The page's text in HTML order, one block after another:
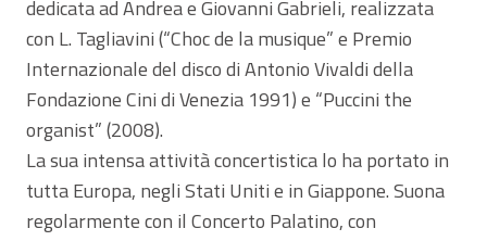
dedicata ad Andrea e Giovanni Gabrieli, realizzata
con L. Tagliavini (“Choc de la musique” e Premio
Internazionale del disco di Antonio Vivaldi della
Fondazione Cini di Venezia 1991) e “Puccini the
organist” (2008).
La sua intensa attività concertistica lo ha portato in
tutta Europa, negli Stati Uniti e in Giappone. Suona
regolarmente con il Concerto Palatino, con